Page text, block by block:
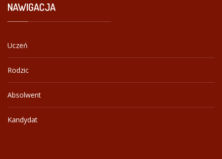
NAWIGACJA
Uczeń
Rodzic
Absolwent
Kandydat